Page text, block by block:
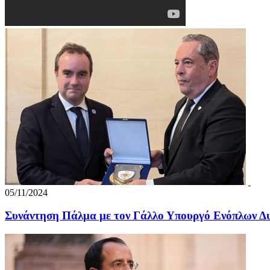
05/11/2024
Συνάντηση Πάλμα με τον Γάλλο Υπουργό Ενόπλων